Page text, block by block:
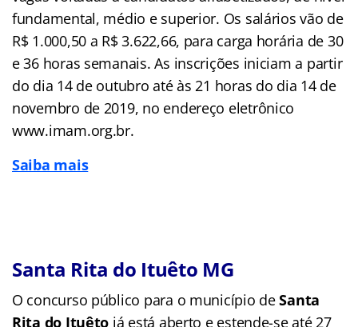
fundamental, médio e superior. Os salários vão de
R$ 1.000,50 a R$ 3.622,66, para carga horária de 30
e 36 horas semanais. As inscrições iniciam a partir
do dia 14 de outubro até às 21 horas do dia 14 de
novembro de 2019, no endereço eletrônico
www.imam.org.br.
Saiba mais
Santa Rita do Ituêto MG
O concurso público para o município deSanta
Rita do Ituêto já está aberto e estende-se até 27